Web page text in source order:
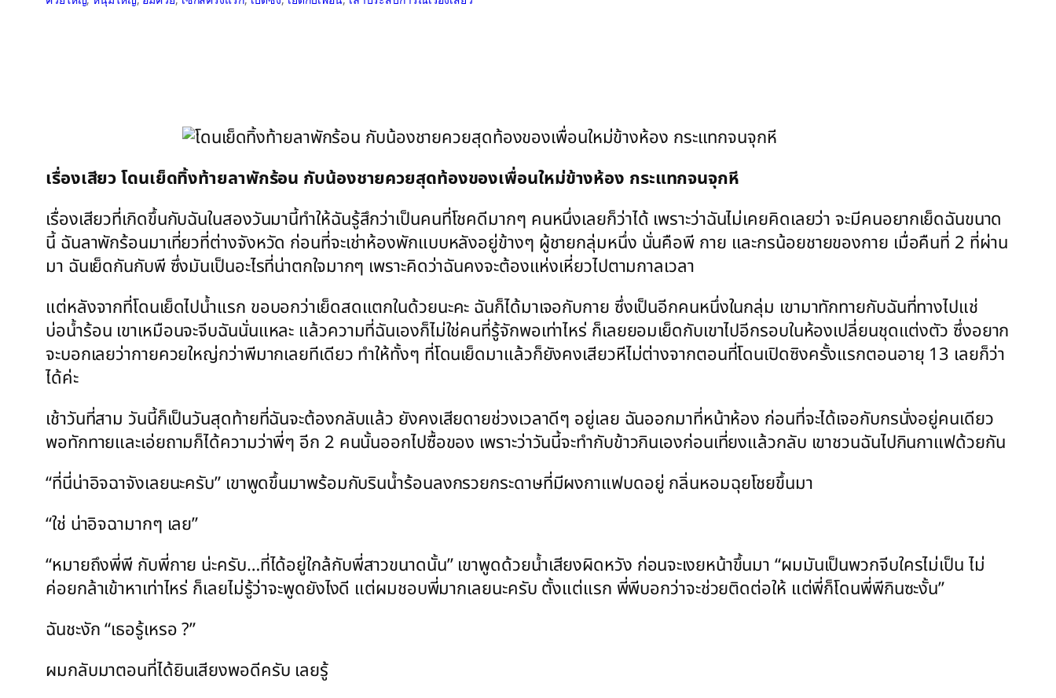
เรื่องเสียว โดนเย็ดทิ้งท้ายลาพักร้อน กับน้องชายควยสุดท้องของเพื่อนใหม่ข้างห้อง กระแทกจนจุกหี
เรื่องเสียวที่เกิดขึ้นกับฉันในสองวันมานี้ทำให้ฉันรู้สึกว่าเป็นคนที่โชคดีมากๆ คนหนึ่งเลยก็ว่าได้ เพราะว่าฉันไม่เคยคิดเลยว่า จะมีคนอยากเย็ดฉันขนาด
นี้ ฉันลาพักร้อนมาเที่ยวที่ต่างจังหวัด ก่อนที่จะเช่าห้องพักแบบหลังอยู่ข้างๆ ผู้ชายกลุ่มหนึ่ง นั่นคือพี กาย และกรน้อยชายของกาย เมื่อคืนที่ 2 ที่ผ่าน
มา ฉันเย็ดกันกับพี ซึ่งมันเป็นอะไรที่น่าตกใจมากๆ เพราะคิดว่าฉันคงจะต้องแห่งเหี่ยวไปตามกาลเวลา
แต่หลังจากที่โดนเย็ดไปน้ำแรก ขอบอกว่าเย็ดสดแตกในด้วยนะคะ ฉันก็ได้มาเจอกับกาย ซึ่งเป็นอีกคนหนึ่งในกลุ่ม เขามาทักทายกับฉันที่ทางไปแช่
บ่อน้ำร้อน เขาเหมือนจะจีบฉันนั่นแหละ แล้วความที่ฉันเองก็ไม่ใช่คนที่รู้จักพอเท่าไหร่ ก็เลยยอมเย็ดกับเขาไปอีกรอบในห้องเปลี่ยนชุดแต่งตัว ซึ่งอยาก
จะบอกเลยว่ากายควยใหญ่กว่าพีมากเลยทีเดียว ทำให้ทั้งๆ ที่โดนเย็ดมาแล้วก็ยังคงเสียวหีไม่ต่างจากตอนที่โดนเปิดซิงครั้งแรกตอนอายุ 13 เลยก็ว่า
ได้ค่ะ
เช้าวันที่สาม วันนี้ก็เป็นวันสุดท้ายที่ฉันจะต้องกลับแล้ว ยังคงเสียดายช่วงเวลาดีๆ อยู่เลย ฉันออกมาที่หน้าห้อง ก่อนที่จะได้เจอกับกรนั่งอยู่คนเดียว
พอทักทายและเอ่ยถามก็ได้ความว่าพี่ๆ อีก 2 คนนั้นออกไปซื้อของ เพราะว่าวันนี้จะทำกับข้าวกินเองก่อนเที่ยงแล้วกลับ เขาชวนฉันไปกินกาแฟด้วยกัน
“ที่นี่น่าอิจฉาจังเลยนะครับ” เขาพูดขึ้นมาพร้อมกับรินน้ำร้อนลงกรวยกระดาษที่มีผงกาแฟบดอยู่ กลิ่นหอมฉุยโชยขึ้นมา
“ใช่ น่าอิจฉามากๆ เลย”
“หมายถึงพี่พี กับพี่กาย น่ะครับ…ที่ได้อยู่ใกล้กับพี่สาวขนาดนั้น” เขาพูดด้วยน้ำเสียงผิดหวัง ก่อนจะเงยหน้าขึ้นมา “ผมมันเป็นพวกจีบใครไม่เป็น ไม่
ค่อยกล้าเข้าหาเท่าไหร่ ก็เลยไม่รู้ว่าจะพูดยังไงดี แต่ผมชอบพี่มากเลยนะครับ ตั้งแต่แรก พี่พีบอกว่าจะช่วยติดต่อให้ แต่พี่ก็โดนพี่พีกินซะงั้น”
ฉันชะงัก “เธอรู้เหรอ ?”
ผมกลับมาตอนที่ได้ยินเสียงพอดีครับ เลยรู้